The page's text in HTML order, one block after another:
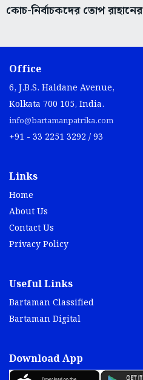
কোচ-নির্বাচকদের তোপ রাহানের
Office
6, J.B.S. Haldane Avenue,
Kolkata 700 105, India.
info@bartamanpatrika.com
+91 - 33 2251 3292 / 93
Links
Home
About Us
Contact Us
Privacy Policy
Useful Links
Bartaman Classified
Bartaman Digital
Download App